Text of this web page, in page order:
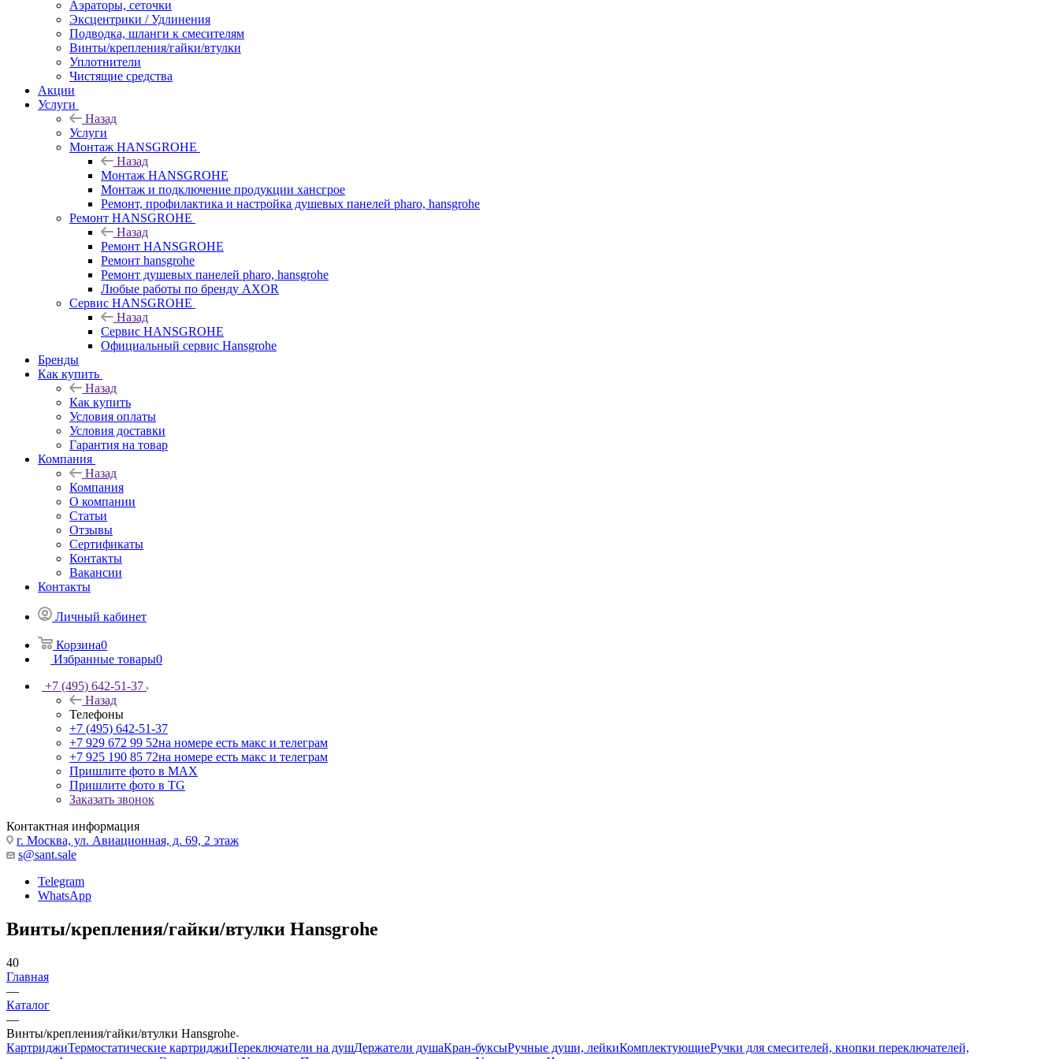
Аэраторы, сеточки
Эксцентрики / Удлинения
Подводка, шланги к смесителям
Винты/крепления/гайки/втулки
Уплотнители
Чистящие средства
Акции
Услуги
Назад
Услуги
Монтаж HANSGROHE
Назад
Монтаж HANSGROHE
Монтаж и подключение продукции хансгрое
Ремонт, профилактика и настройка душевых панелей pharo, hansgrohe
Ремонт HANSGROHE
Назад
Ремонт HANSGROHE
Ремонт hansgrohe
Ремонт душевых панелей pharo, hansgrohe
Любые работы по бренду AXOR
Сервис HANSGROHE
Назад
Сервис HANSGROHE
Официальный сервис Hansgrohe
Бренды
Как купить
Назад
Как купить
Условия оплаты
Условия доставки
Гарантия на товар
Компания
Назад
Компания
О компании
Статьи
Отзывы
Сертификаты
Контакты
Вакансии
Контакты
Личный кабинет
Корзина0
Избранные товары0
+7 (495) 642-51-37
Назад
Телефоны
+7 (495) 642-51-37
+7 929 672 99 52на номере есть макс и телеграм
+7 925 190 85 72на номере есть макс и телеграм
Пришлите фото в MAX
Пришлите фото в TG
Заказать звонок
Контактная информация
г. Москва, ул. Авиационная, д. 69, 2 этаж
s@sant.sale
Telegram
WhatsApp
Винты/крепления/гайки/втулки Hansgrohe
40
Главная
—
Каталог
—
Винты/крепления/гайки/втулки Hansgrohe
КартриджиТермостатические картриджиПереключатели на душДержатели душаКран-буксыРучные души, лейкиКомплектующиеРучки для смесителей, кнопки переключателей,